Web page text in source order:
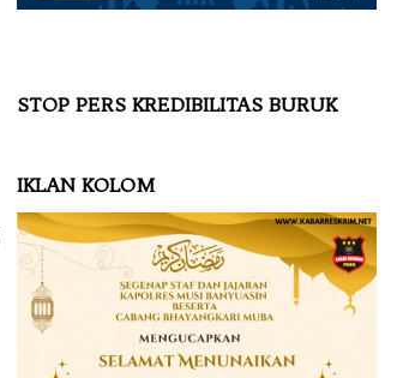
STOP PERS KREDIBILITAS BURUK
IKLAN KOLOM